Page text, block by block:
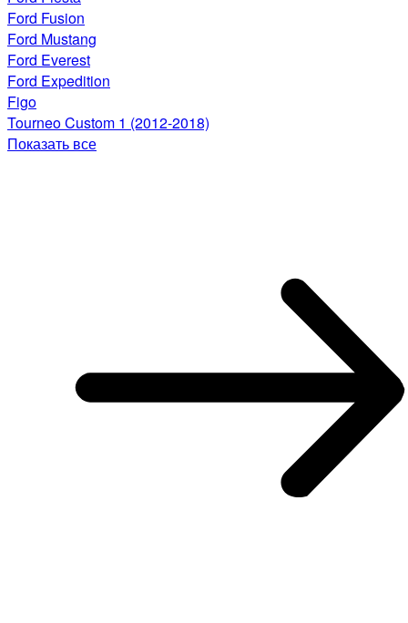
Ford Fusion
Ford Mustang
Ford Everest
Ford Expedition
Figo
Tourneo Custom 1 (2012-2018)
Показать все